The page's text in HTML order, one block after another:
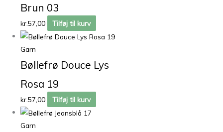
Brun 03
kr.57,00 Tilføj til kurv
Garn
Bøllefrø Douce Lys
Rosa 19
kr.57,00 Tilføj til kurv
Garn